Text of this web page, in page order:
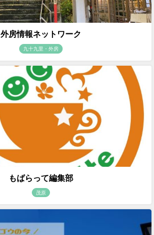
外房情報ネットワーク
九十九里・外房
もばらって編集部
茂原